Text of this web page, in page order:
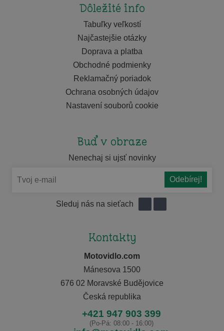
Dôležité info
Tabuľky veľkostí
Najčastejšie otázky
Doprava a platba
Obchodné podmienky
Reklamačný poriadok
Ochrana osobných údajov
Nastavení souborů cookie
Buď v obraze
Nenechaj si ujsť novinky
Sleduj nás na sieťach
Kontakty
Motovidlo.com
Mánesova 1500
676 02 Moravské Budějovice
Česká republika
+421 947 903 399
(Po-Pá: 08:00 - 16:00)